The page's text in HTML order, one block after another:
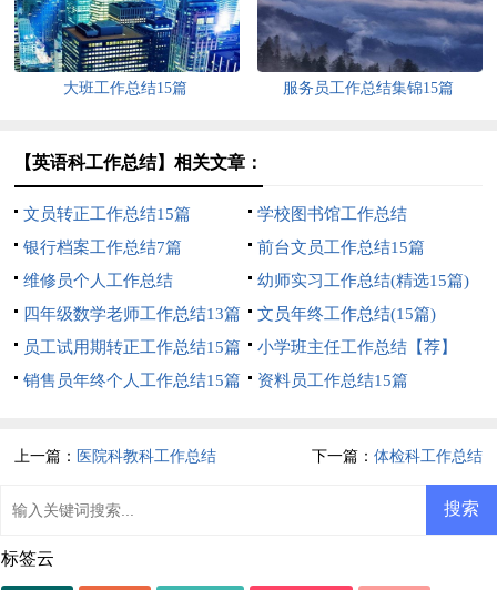
大班工作总结15篇 服务员工作总结集锦15篇
【英语科工作总结】相关文章：
文员转正工作总结15篇
学校图书馆工作总结
银行档案工作总结7篇
前台文员工作总结15篇
维修员个人工作总结
幼师实习工作总结(精选15篇)
四年级数学老师工作总结13篇
文员年终工作总结(15篇)
员工试用期转正工作总结15篇
小学班主任工作总结【荐】
销售员年终个人工作总结15篇
资料员工作总结15篇
上一篇： 医院科教科工作总结 下一篇： 体检科工作总结
标签云